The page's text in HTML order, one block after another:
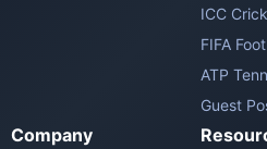
ICC
FIFA
ATP
Guest
Company